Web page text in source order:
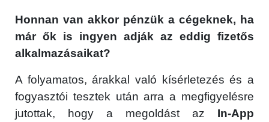
Honnan van akkor pénzük a cégeknek, ha
már ők is ingyen adják az eddig fizetős
alkalmazásaikat?
A folyamatos, árakkal való kísérletezés és a
fogyasztói tesztek után arra a megfigyelésre
jutottak, hogy a megoldást az In-App